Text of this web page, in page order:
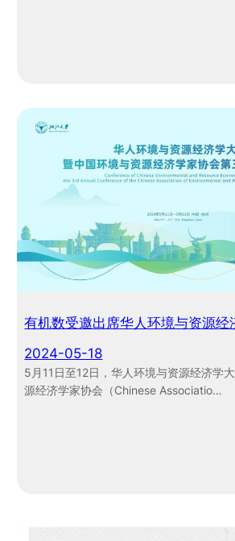
有机数受邀出席华人环境与资源经
2024-05-18
5月11日至12日，华人环境与资源经济学
源经济学家协会（Chinese Associatio…